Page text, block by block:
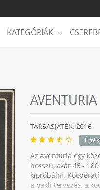
KATEGÓRIÁK
AVENTURIA
TÁRSASJÁTÉK, 2016
Az Aventuria egy
hosszú, akár 45 -
kipróbálni.
a pakli tervezés, a